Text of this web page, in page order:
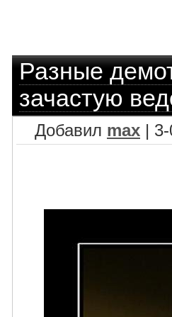
Разные
зачастую
Добавил max |